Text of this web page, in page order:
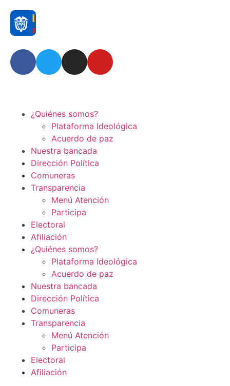
¿Quiénes somos?
Plataforma Ideológica
Acuerdo de paz
Nuestra bancada
Dirección Política
Comuneras
Transparencia
Menú Atención
Participa
Electoral
Afiliación
¿Quiénes somos?
Plataforma Ideológica
Acuerdo de paz
Nuestra bancada
Dirección Política
Comuneras
Transparencia
Menú Atención
Participa
Electoral
Afiliación